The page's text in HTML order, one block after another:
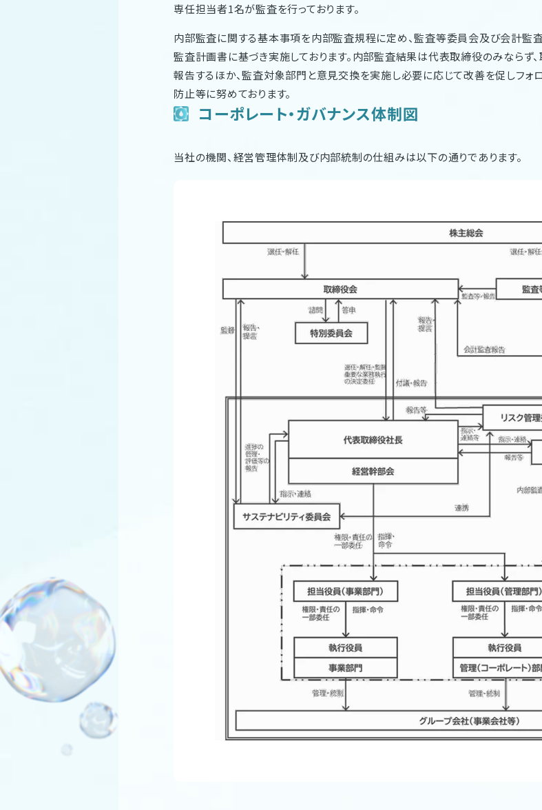
専任担当者1名が監査を行っております。
内部監査に関する基本事項を内部監査規程に定め、監査等委員会及び会計監
監査計画書に基づき実施しております。内部監査結果は代表取締役のみなら
報告するほか、監査対象部門と意見交換を実施し必要に応じて改善を促しフォ
防止等に努めております。
コーポレート・ガバナンス体制図
当社の機関、経営管理体制及び内部統制の仕組みは以下の通りであります。